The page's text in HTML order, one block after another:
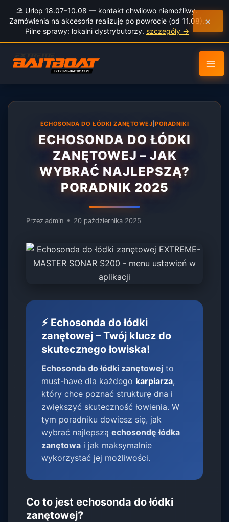
⛱️ Urlop 18.07–10.08 — kontakt chwilowo niemożliwy.
Zamówienia na akcesoria realizuję po powrocie (od 11.08).
Pilne sprawy: lokalni dystrybutorzy. szczegóły →
×
do
treści
ECHOSONDA DO ŁÓDKI ZANĘTOWEJ |PORADNIKI
ECHOSONDA DO ŁÓDKI
ZANĘTOWEJ – JAK
WYBRAĆ NAJLEPSZĄ?
PORADNIK 2025
Przez admin 20 października 2025
⚡ Echosonda do łódki
zanętowej – Twój klucz do
skutecznego łowiska!
Echosonda do łódki zanętowej to
must-have dla każdego karpiarza,
który chce poznać strukturę dna i
zwiększyć skuteczność łowienia. W
tym poradniku dowiesz się, jak
wybrać najlepsząechosondę łódka
zanętowa i jak maksymalnie
wykorzystać jej możliwości.
Co to jest echosonda do łódki
zanętowej?